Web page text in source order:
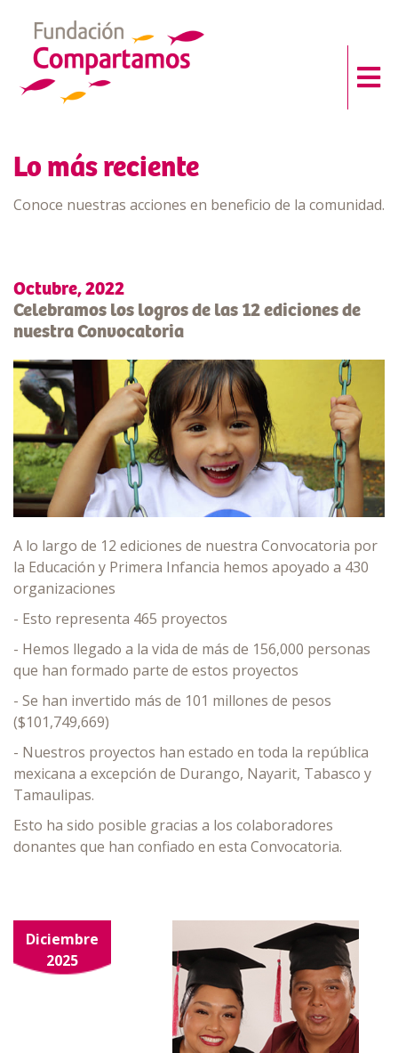
Lo más reciente
Conoce nuestras acciones en beneficio de la comunidad.
Octubre, 2022
Celebramos los logros de las 12 ediciones de
nuestra Convocatoria
A lo largo de 12 ediciones de nuestra Convocatoria por
la Educación y Primera Infancia hemos apoyado a 430
organizaciones
- Esto representa 465 proyectos
- Hemos llegado a la vida de más de 156,000 personas
que han formado parte de estos proyectos
- Se han invertido más de 101 millones de pesos
($101,749,669)
- Nuestros proyectos han estado en toda la república
mexicana a excepción de Durango, Nayarit, Tabasco y
Tamaulipas.
Esto ha sido posible gracias a los colaboradores
donantes que han confiado en esta Convocatoria.
Diciembre
2025